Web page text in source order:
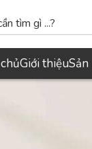
Giới thiệuSản